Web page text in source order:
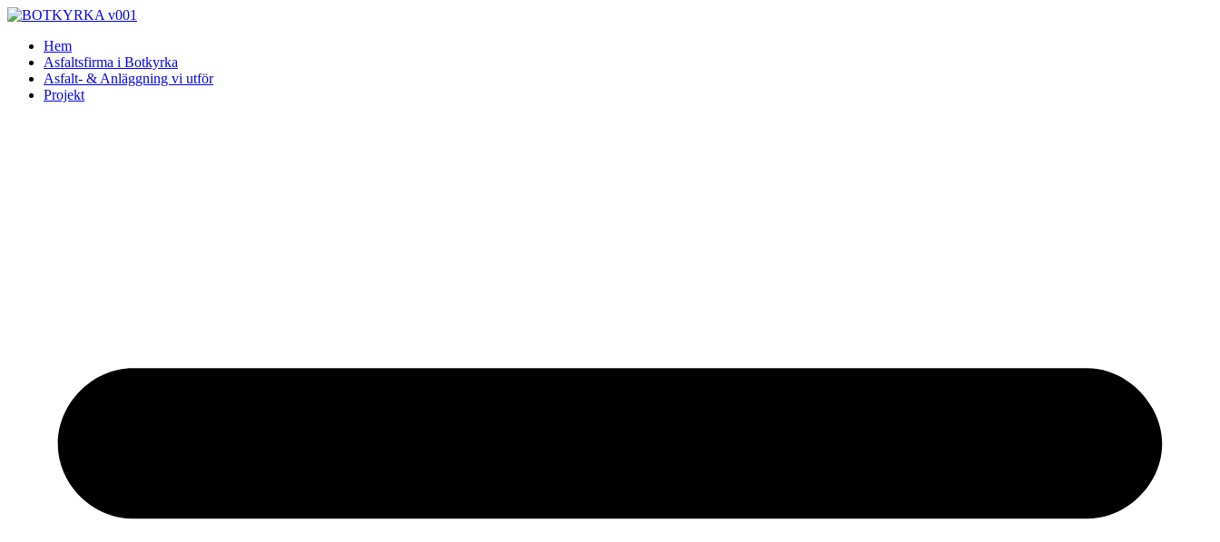
Skip
contentHem
Asfaltsfirma i Botkyrka
Asfalt- & Anläggning vi utför
Projekt